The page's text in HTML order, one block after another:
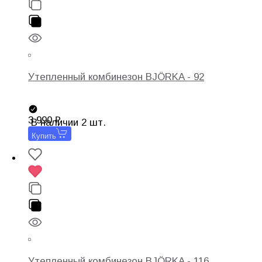
Утепленный комбинезон BJÖRKA - 92
В наличии 2 шт.
3 990
Купить